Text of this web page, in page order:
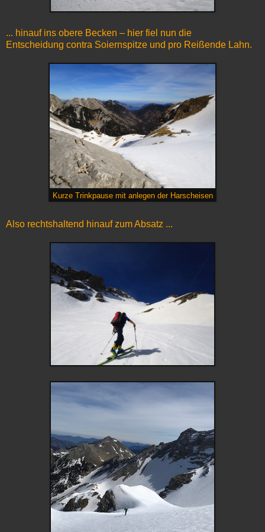
... hinauf ins obere Becken – hier fiel nun die
Entscheidung contra Soiernspitze und pro Reißende Lahn.
Kurze Trinkpause mit anlegen der Harscheisen
Also rechtshaltend hinauf zum Absatz ...